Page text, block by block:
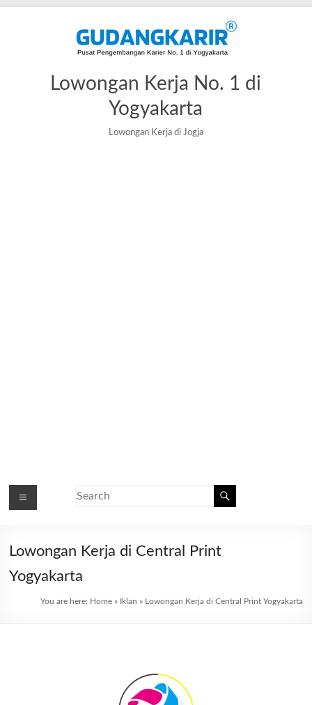
Lowongan Kerja No. 1 di
Yogyakarta
Lowongan Kerja di Jogja
Lowongan Kerja di Central Print
Yogyakarta
You are here: Home» Iklan » Lowongan Kerja di Central Print Yogyakarta